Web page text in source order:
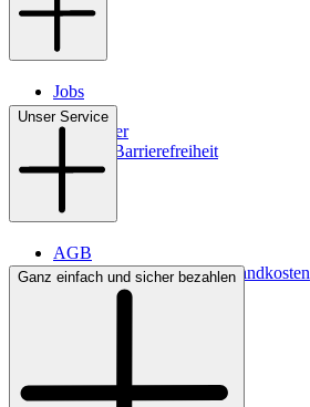
Jobs
Filialen
Newsletter
Digitale Barrierefreiheit
Unser Service
AGB
Lieferbedingungen & Versandkosten
Bezahlung
Ganz einfach und sicher bezahlen